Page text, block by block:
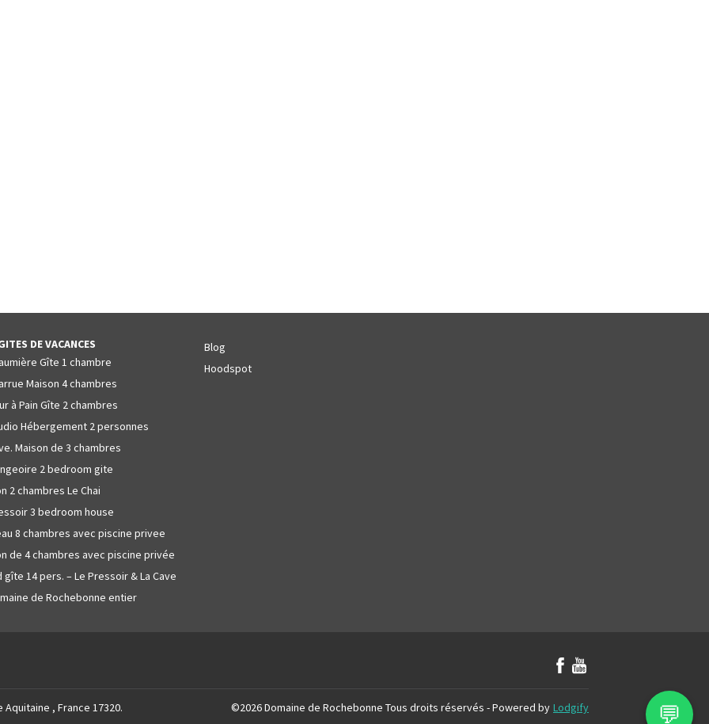
💬
DE VACANCES
Gîte 1 chambre
Maison 4 chambres
à Pain Gîte 2 chambres
Hébergement 2 personnes
Maison de 3 chambres
2 bedroom gite
2 chambres Le Chai
3 bedroom house
8 chambres avec piscine privee
de 4 chambres avec piscine privée
gîte 14 pers. – Le Pressoir & La Cave
de Rochebonne entier
Blog
Hoodspot
, France 17320.
©2026Domaine de Rochebonne Tous droits réservés - Powered by Lodgify